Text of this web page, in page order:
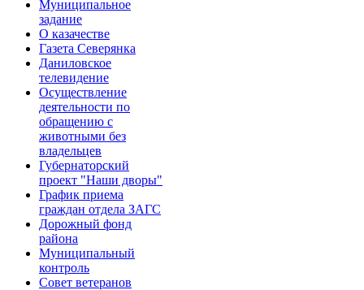
Муниципальное
задание
О казачестве
Газета Северянка
Даниловское
телевидение
Осуществление
деятельности по
обращению с
животными без
владельцев
Губернаторский
проект "Наши дворы"
График приема
граждан отдела ЗАГС
Дорожный фонд
района
Муниципальный
контроль
Совет ветеранов